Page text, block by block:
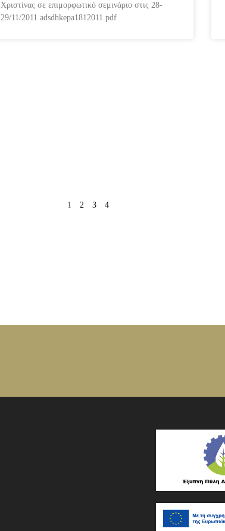
Χριστίνας σε επιμορφωτικό σεμινάριο στις 28-
29/11/2011 adsdhkepa1812011.pdf
1 2 3 4